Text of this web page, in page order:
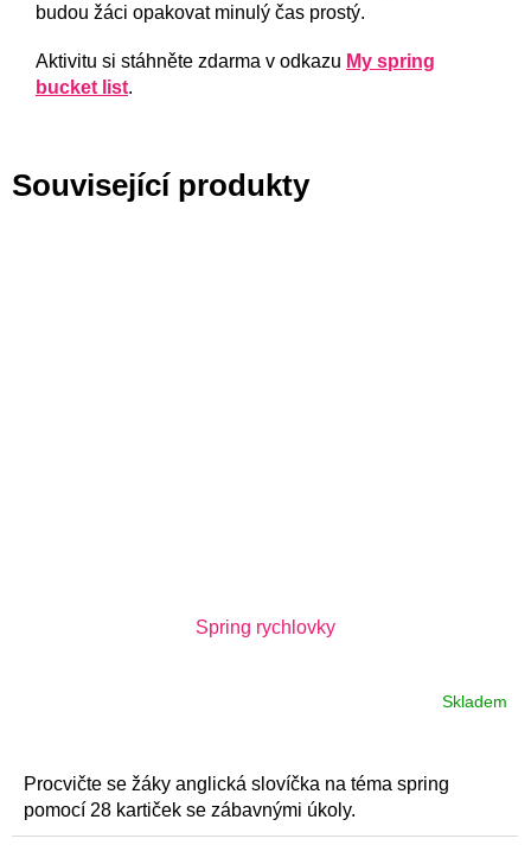
budou žáci opakovat minulý čas prostý.
Aktivitu si stáhněte zdarma v odkazu My spring
bucket list.
Související produkty
Spring rychlovky
Skladem
Procvičte se žáky anglická slovíčka na téma spring
pomocí 28 kartiček se zábavnými úkoly.